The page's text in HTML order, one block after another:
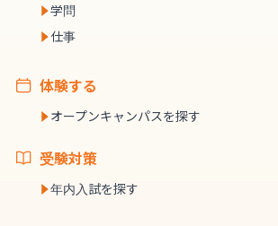
学問
仕事
体験する
オープンキャンパスを探す
受験対策
年内入試を探す